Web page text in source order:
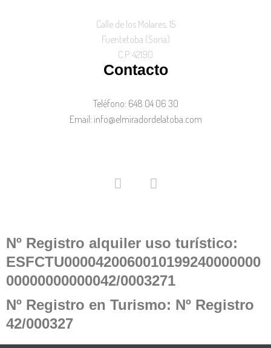
Calle de los Molares, 15
Fuentetoba (Soria)
C.P. 42190
Contacto
Teléfono: 648 04 06 30
Email: info@elmiradordelatoba.com
Nº Registro alquiler uso turístico:
ESFCTU0000420060010199240000000
00000000000042/0003271
Nº Registro en Turismo: Nº Registro
42/000327